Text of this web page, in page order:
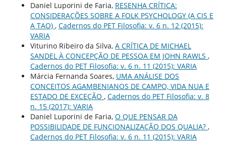
Daniel Luporini de Faria, RESENHA CRÍTICA:
CONSIDERAÇÕES SOBRE A FOLK PSYCHOLOGY (A CIS E
A TAO) , Cadernos do PET Filosofia: v. 6 n. 12 (2015):
VARIA
Viturino Ribeiro da Silva, A CRÍTICA DE MICHAEL
SANDEL À CONCEPÇÃO DE PESSOA EM JOHN RAWLS ,
Cadernos do PET Filosofia: v. 6 n. 11 (2015): VARIA
Márcia Fernanda Soares, UMA ANÁLISE DOS
CONCEITOS AGAMBENIANOS DE CAMPO, VIDA NUA E
ESTADO DE EXCEÇÃO , Cadernos do PET Filosofia: v. 8
n. 15 (2017): VARIA
Daniel Luporini de Faria, O QUE PENSAR DA
POSSIBILIDADE DE FUNCIONALIZAÇÃO DOS QUALIA? ,
Cadernos do PET Filosofia: v. 6 n. 11 (2015): VARIA